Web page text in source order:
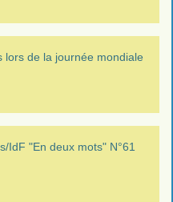
lors de la journée mondiale
IdF "En deux mots" N°61